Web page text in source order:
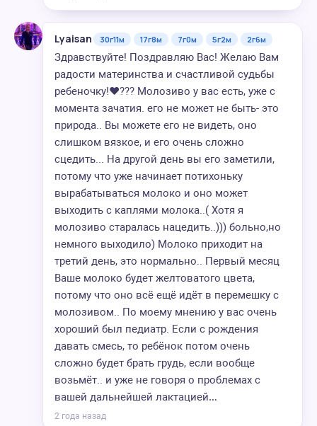
Lyaisan 30г11м 17г8м 7г0м 5г2м 2г6м
Здравствуйте! Поздравляю Вас! Желаю Вам
радости материнства и счастливой судьбы
ребеночку!❤️??? Молозиво у вас есть, уже с
момента зачатия. его не может не быть- это
природа.. Вы можете его не видеть, оно
слишком вязкое, и его очень сложно
сцедить... На другой день вы его заметили,
потому что уже начинает потихоньку
вырабатываться молоко и оно может
выходить с каплями молока..( Хотя я
молозиво старалась нацедить..))) больно,но
немного выходило) Молоко приходит на
третий день, это нормально.. Первый месяц
Ваше молоко будет желтоватого цвета,
потому что оно всё ещё идёт в перемешку с
молозивом.. По моему мнению у вас очень
хороший был педиатр. Если с рождения
давать смесь, то ребёнок потом очень
сложно будет брать грудь, если вообще
возьмёт.. и уже не говоря о проблемах с
вашей дальнейшей лактацией…
2 года назад